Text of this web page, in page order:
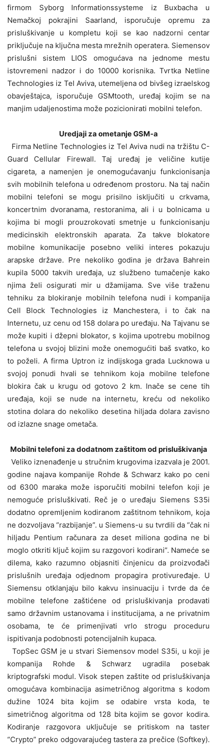
firmom Syborg Informationssysteme iz Buxbacha u
Nemačkoj pokrajini Saarland, isporučuje opremu za
prisluškivanje u kompletu koji se kao nadzorni centar
priključuje na ključna mesta mrežnih operatera. Siemensov
prislušni sistem LIOS omogućava na jednome mestu
istovremeni nadzor i do 10000 korisnika. Tvrtka Netline
Technologies iz Tel Aviva, utemeljena od bivšeg izraelskog
obavještajca, isporučuje GSMtooth, uređaj kojim se na
manjim udaljenostima može pozicionirati mobilni telefon.
Uredjaji za ometanje GSM-a
Firma Netline Technologies iz Tel Aviva nudi na tržištu C-
Guard Cellular Firewall. Taj uređaj je veličine kutije
cigareta, a namenjen je onemogućavanju funkcionisanja
svih mobilnih telefona u određenom prostoru. Na taj način
mobilni telefoni se mogu prisilno isključiti u crkvama,
koncertnim dvoranama, restoranima, ali i u bolnicama u
kojima bi mogli prouzrokovati smetnje u funkcionisanju
medicinskih elektronskih aparata. Za takve blokatore
mobilne komunikacije posebno veliki interes pokazuju
arapske države. Pre nekoliko godina je država Bahrein
kupila 5000 takvih uređaja, uz službeno tumačenje kako
njima želi osigurati mir u džamijama. Sve više traženu
tehniku za blokiranje mobilnih telefona nudi i kompanija
Cell Block Technologies iz Manchestera, i to čak na
Internetu, uz cenu od 158 dolara po uređaju. Na Tajvanu se
može kupiti i džepni blokator, s kojima upotrebu mobilnog
telefona u svojoj blizini može onemogućiti baš svatko, ko
to poželi. A firma Uptron iz indijskoga grada Lucknowa u
svojoj ponudi hvali se tehnikom koja mobilne telefone
blokira čak u krugu od gotovo 2 km. Inače se cene tih
uređaja, koji se nude na internetu, kreću od nekoliko
stotina dolara do nekoliko desetina hiljada dolara zavisno
od izlazne snage ometača.
Mobilni telefoni za dodatnom zaštitom od prisluškivanja
Veliko iznenađenje u stručnim krugovima izazvala je 2001.
godine najava kompanije Rohde & Schwarz kako po ceni
od 6300 maraka može isporučiti mobilni telefon koji je
nemoguće prisluškivati. Reč je o uređaju Siemens S35i
dodatno opremljenim kodiranom zaštitnom tehnikom, koja
ne dozvoljava “razbijanje”. u Siemens-u su tvrdili da “čak ni
hiljadu Pentium računara za deset miliona godina ne bi
moglo otkriti ključ kojim su razgovori kodirani”. Nameće se
dilema, kako razumno objasniti činjenicu da proizvođači
prislušnih uređaja odjednom propagira protivuređaje. U
Siemensu otklanjaju bilo kakvu insinuaciju i tvrde da će
mobilne telefone zaštićene od prisluškivanja prodavati
samo državnim ustanovama i institucijama, a ne privatnim
osobama, te će primenjivati vrlo strogu proceduru
ispitivanja podobnosti potencijalnih kupaca.
TopSec GSM je u stvari Siemensov model S35i, u koji je
kompanija Rohde & Schwarz ugradila posebak
kriptografski modul. Visok stepen zaštite od prisluškivanja
omogućava kombinacija asimetričnog algoritma s kodom
dužine 1024 bita kojim se odabire vrsta koda, te
simetričnog algoritma od 128 bita kojim se govor kodira.
Kodiranje razgovora uključuje se pritiskom na taster
“Crypto” preko odgovarajućeg tastera za prečice (Softkey).